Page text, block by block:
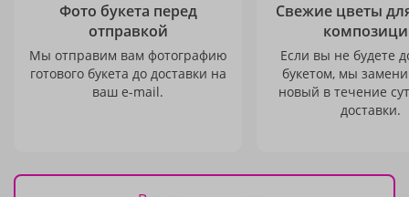
Фото букета перед
отправкой
Мы отправим вам фотографию
готового букета до доставки на
ваш e-mail.
Свежие цветы
Если вы не будете
букетом, мы
новый в течение
доставки.